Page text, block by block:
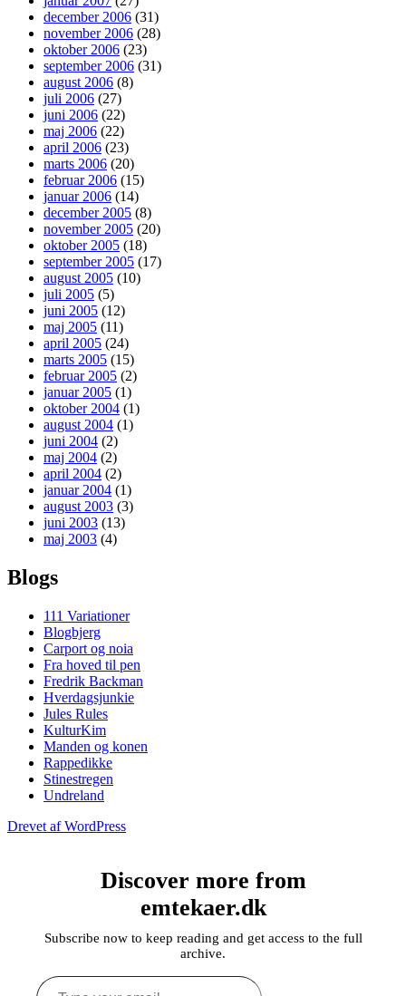
december 2006 (31)
november 2006 (28)
oktober 2006 (23)
september 2006 (31)
august 2006 (8)
juli 2006 (27)
juni 2006 (22)
maj 2006 (22)
april 2006 (23)
marts 2006 (20)
februar 2006 (15)
januar 2006 (14)
december 2005 (8)
november 2005 (20)
oktober 2005 (18)
september 2005 (17)
august 2005 (10)
juli 2005 (5)
juni 2005 (12)
maj 2005 (11)
april 2005 (24)
marts 2005 (15)
februar 2005 (2)
januar 2005 (1)
oktober 2004 (1)
august 2004 (1)
juni 2004 (2)
maj 2004 (2)
april 2004 (2)
januar 2004 (1)
august 2003 (3)
juni 2003 (13)
maj 2003 (4)
Blogs
111 Variationer
Blogbjerg
Carport og noia
Fra hoved til pen
Fredrik Backman
Hverdagsjunkie
Jules Rules
KulturKim
Manden og konen
Rappedikke
Stinestregen
Undreland
Drevet af WordPress
Discover more from
emtekaer.dk
Subscribe now to keep reading and get access to the full
archive.
Type